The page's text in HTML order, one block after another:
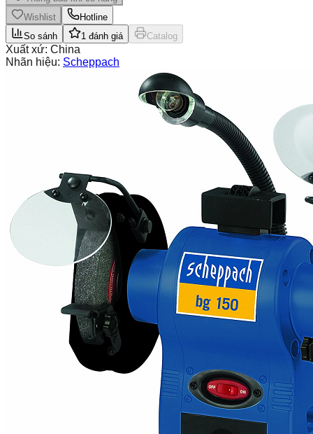
Wishlist
Hotline
So sánh
1 đánh giá Catalog
Xuất xứ: China
Nhãn hiệu: Scheppach